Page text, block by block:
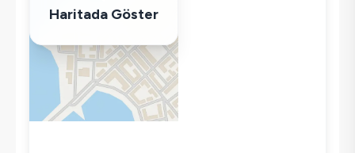
Tost Makinesi
Mikrodalga
Kettle
Korunaklı Havuz
Haritada Göster